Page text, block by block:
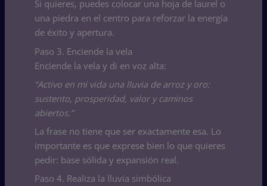
Si quieres, puedes colocar una hoja de laurel o
una piedra en el centro para reforzar la energía
de éxito y apertura.
Paso 3. Enciende la vela
Enciende la vela y di en voz alta:
“Activo en mi vida una lluvia de arroz y oro:
sustento, prosperidad, valor y caminos
abiertos.”
La frase no tiene que ser exactamente esa. Lo
importante es que exprese bien lo que quieres
pedir: base sólida y expansión real.
Paso 4. Realiza la lluvia simbólica